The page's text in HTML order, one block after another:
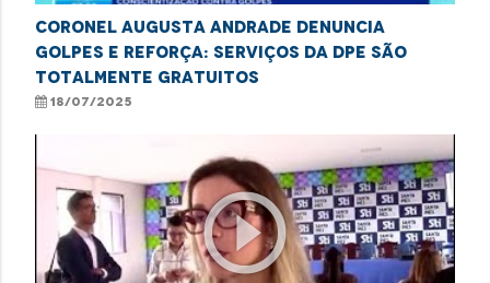
Coronel Augusta Andrade denuncia
golpes e reforça: serviços da DPE são
totalmente gratuitos
18/07/2025
play_circle_outline